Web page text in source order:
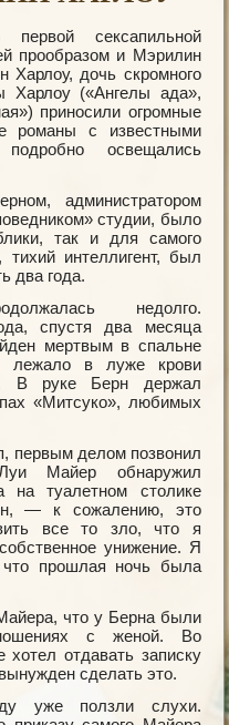
сексапильной
прообразом и Мэрилин
дочь скромного
Харлоу («Ангелы ада»,
приносили огромные
романы с известными
освещались
администратором
студии, было
так и для самого
интеллигент, был
два года.
недолго.
спустя два месяца
мертвым в спальне
лежало в луже крови
В руке Берн держал
«Митсуко», любимых
первым делом позвонил
Майер обнаружил
на туалетном столике
— к сожалению, это
все то зло, что я
унижение. Я
прошлая ночь была
что у Берна были
с женой. Во
отдавать записку
сделать это.
уже ползли слухи.